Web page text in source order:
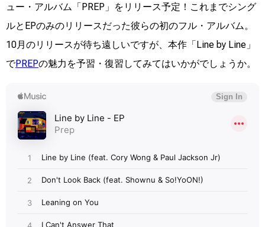
ュー・アルバム「PREP」をリリース予定！これまでシング
ルとEPのみのリリースだった彼らの初のフル・アルバム。
10月のリリースが待ち遠しいですが、本作「Line by Line」
でPREPの魅力を予習・復習してみてはいかがでしょうか。